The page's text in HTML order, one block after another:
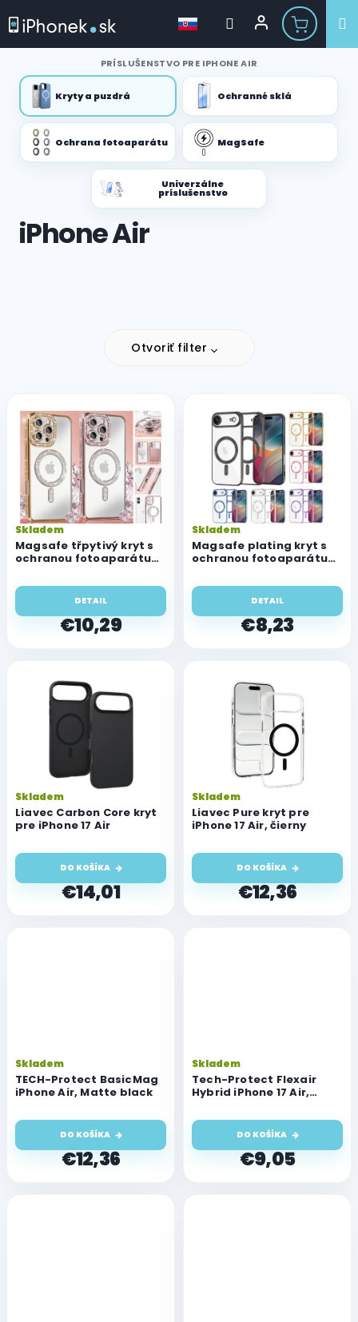
obsah
PRÍSLUŠENSTVO PRE IPHONE AIR
Kryty a puzdrá Ochranné sklá
Ochrana fotoaparátu MagSafe
Univerzálne
príslušenstvo
iPhone Air
Otvoriť filter
ý
p
s
p
o
d
u
o
Magsafe třpytivý kryt s
ochranou fotoaparátu
Skladem
€10,29
DETAIL
Magsafe plating kryt s
ochranou fotoaparátu
Skladem
€8,23
DETAIL
Liavec Carbon Core kryt
pre iPhone 17 Air
Skladem
€14,01
DO KOŠÍKA
Liavec Pure kryt pre
iPhone 17 Air, čierny
Skladem
€12,36
DO KOŠÍKA
TECH-Protect BasicMag
iPhone Air, Matte black
Skladem
€12,36
DO KOŠÍKA
Tech-Protect Flexair
Hybrid iPhone 17 Air,
Skladem
€9,05
DO KOŠÍKA